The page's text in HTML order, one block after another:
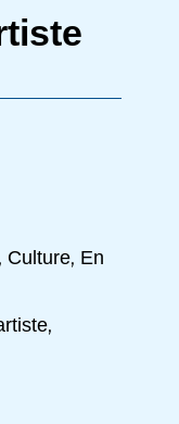
Culture, En
,